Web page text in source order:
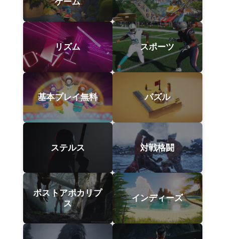
リズム スポーツ
基本プレイ無料 パズル
ステルス 対戦格闘
ポストアポカリプ
ス
インディーズ